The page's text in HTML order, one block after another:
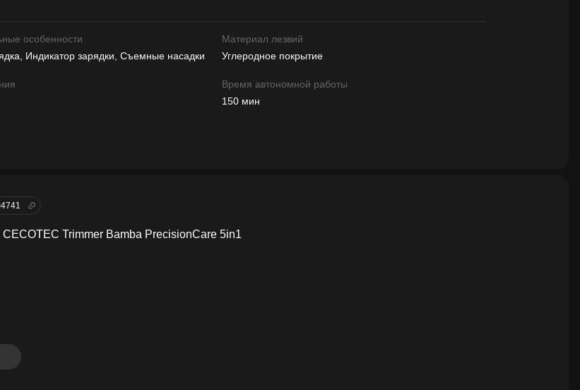
особенности
Индикатор зарядки, Съемные насадки
Материал лезвий
Углеродное покрытие
Время автономной работы
150 мин
Trimmer Bamba PrecisionCare 5in1